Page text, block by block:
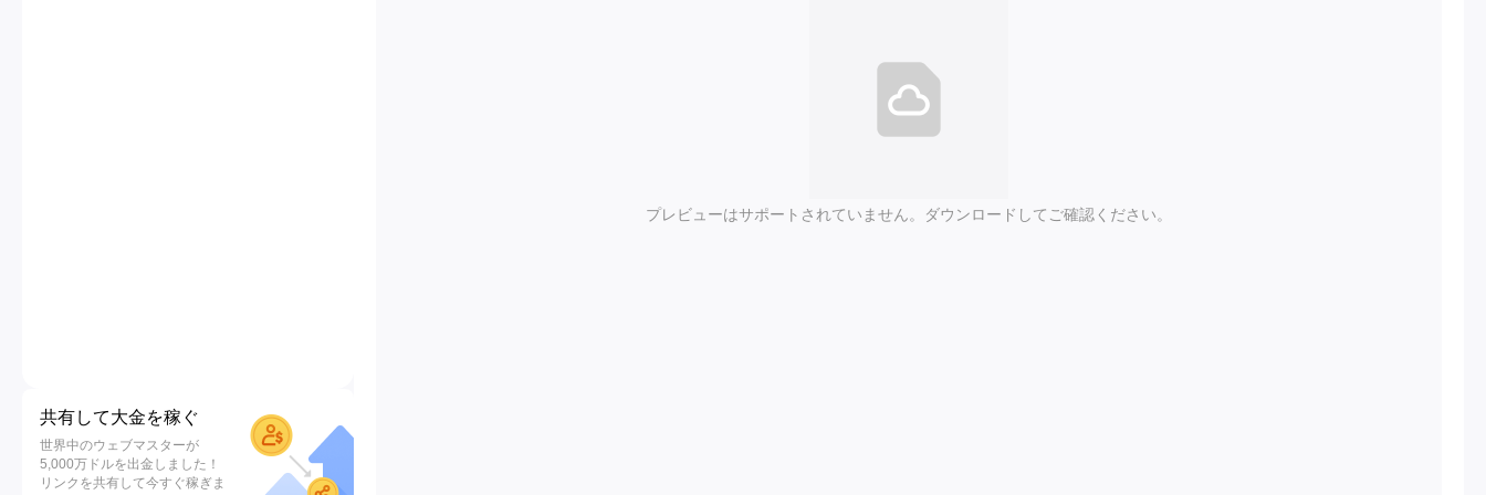
共有して大金を稼ぐ
世界中のウェブマスターが
5,000万ドルを出金しました！
リンクを共有して今すぐ稼ぎま
プレビューはサポートされていません。ダウンロードしてご確認ください。